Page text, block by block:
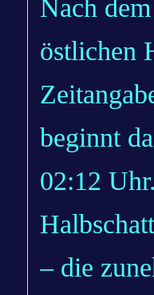
Nach
östlichen
beginnt
02:12
– die